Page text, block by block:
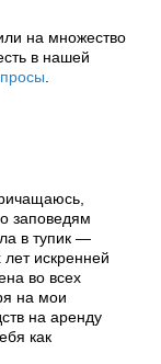
на множество
в нашей
заповедям
в тупик —
искренней
во всех
на мои
на аренду
как